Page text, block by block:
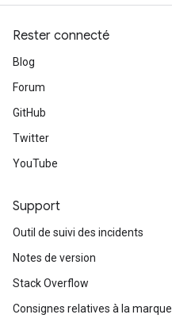
Rester connecté
Blog
Forum
GitHub
Twitter
YouTube
Support
Outil de suivi des incidents
Notes de version
Stack Overflow
Consignes relatives à la marque